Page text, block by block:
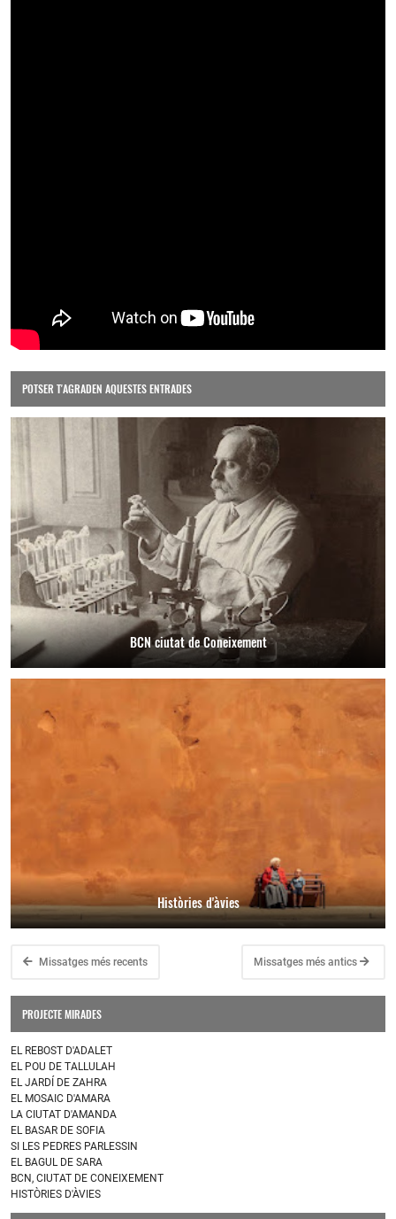
POTSER T'AGRADEN AQUESTES ENTRADES
BCN ciutat de Coneixement
Històries d'àvies
Missatges més recents Missatges més antics
PROJECTE MIRADES
EL REBOST D'ADALET
EL POU DE TALLULAH
EL JARDÍ DE ZAHRA
EL MOSAIC D'AMARA
LA CIUTAT D'AMANDA
EL BASAR DE SOFIA
SI LES PEDRES PARLESSIN
EL BAGUL DE SARA
BCN, CIUTAT DE CONEIXEMENT
HISTÒRIES D'ÀVIES